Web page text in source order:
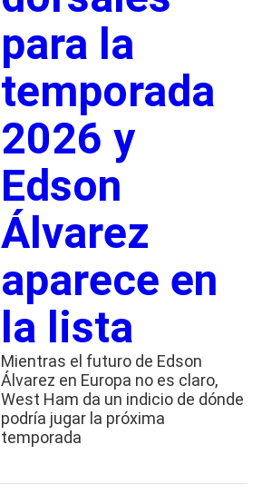
para la
temporada
2026 y
Edson
Álvarez
aparece en
la lista
Mientras el futuro de Edson
Álvarez en Europa no es claro,
West Ham da un indicio de dónde
podría jugar la próxima
temporada